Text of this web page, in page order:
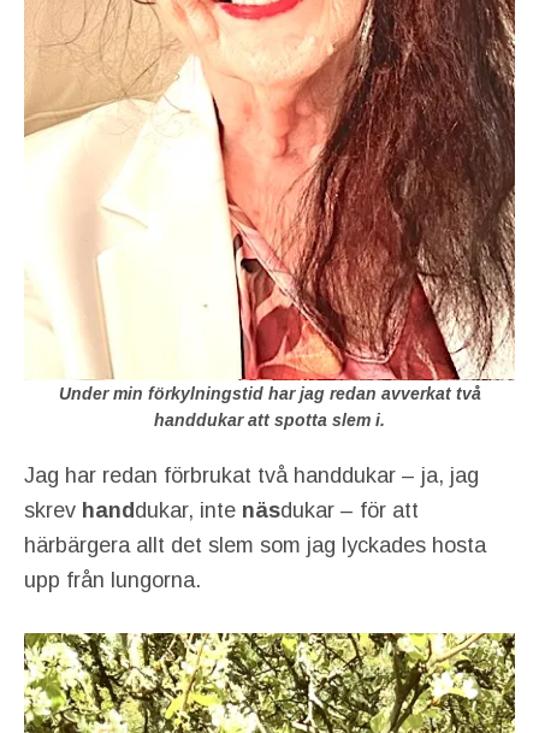
Under min förkylningstid har jag redan avverkat två
handdukar att spotta slem i.
Jag har redan förbrukat två handdukar – ja, jag
skrev hand dukar, inte näsdukar – för att
härbärgera allt det slem som jag lyckades hosta
upp från lungorna.